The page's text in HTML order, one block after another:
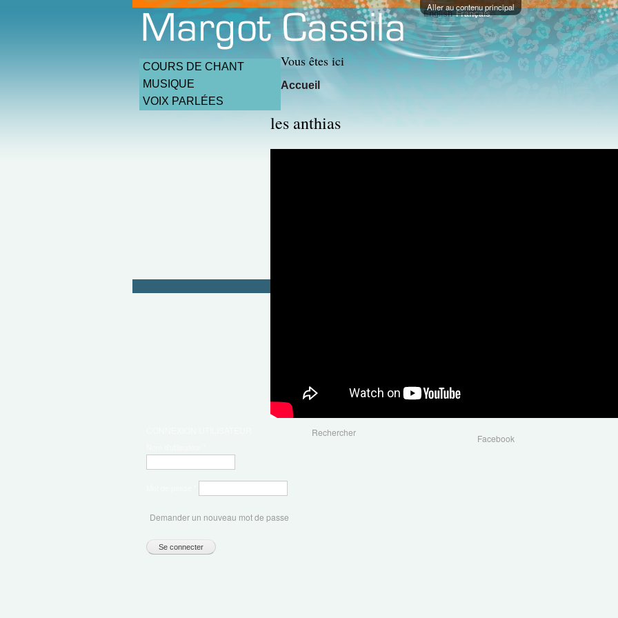
Aller au contenu principal
English Français
COURS DE CHANT
MUSIQUE
VOIX PARLÉES
Vous êtes ici
Accueil
les anthias
Demander un nouveau mot de passe
Rechercher
Facebook